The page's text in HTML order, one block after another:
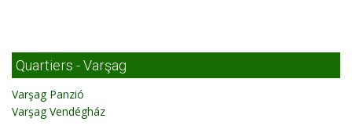
Quartiers - Varşag
Varşag Panzió
Varşag Vendégház